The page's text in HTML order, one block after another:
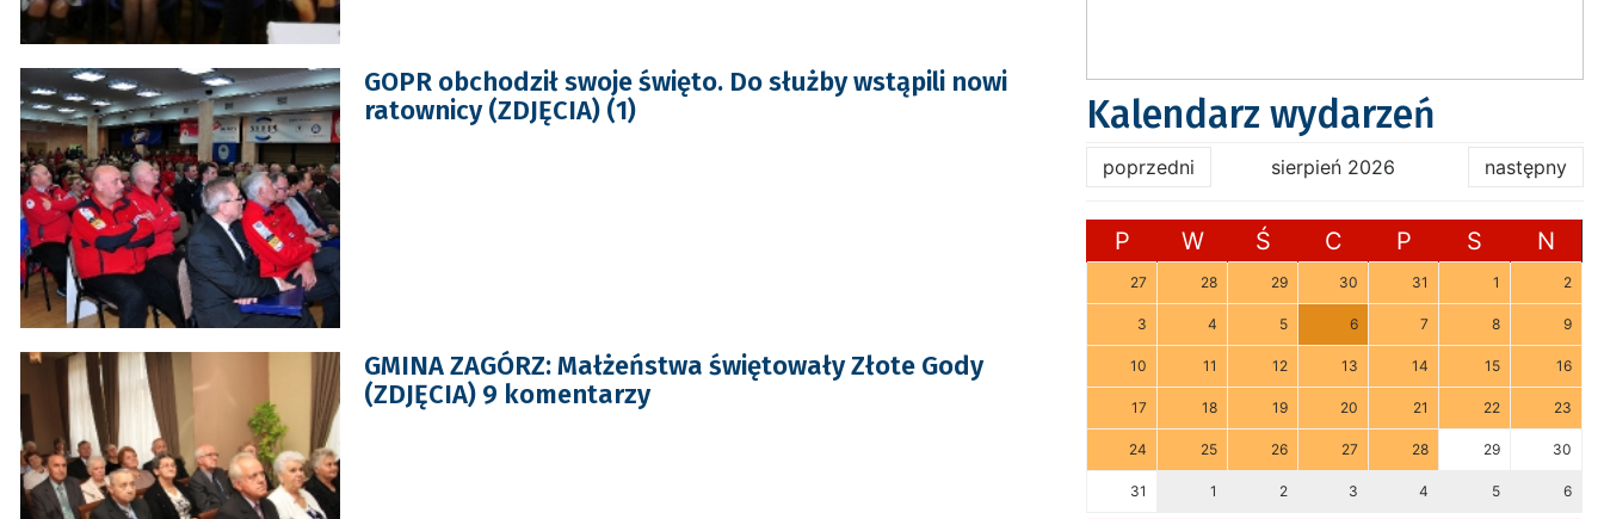
GOPR obchodził swoje święto. Do służby wstąpili nowi
ratownicy (ZDJĘCIA) (1)
GMINA ZAGÓRZ: Małżeństwa świętowały Złote Gody
(ZDJĘCIA) 9 komentarzy
Kalendarz wydarzeń
poprzedni sierpień 2026 następny
P W Ś C P S N
27 28 29 30 31 1 2
3 4 5 6 7 8 9
10 11 12 13 14 15 16
17 18 19 20 21 22 23
24 25 26 27 28 29 30
31 1 2 3 4 5 6